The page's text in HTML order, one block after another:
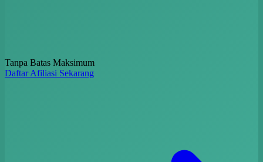
Tanpa Batas Maksimum
Daftar Afiliasi Sekarang